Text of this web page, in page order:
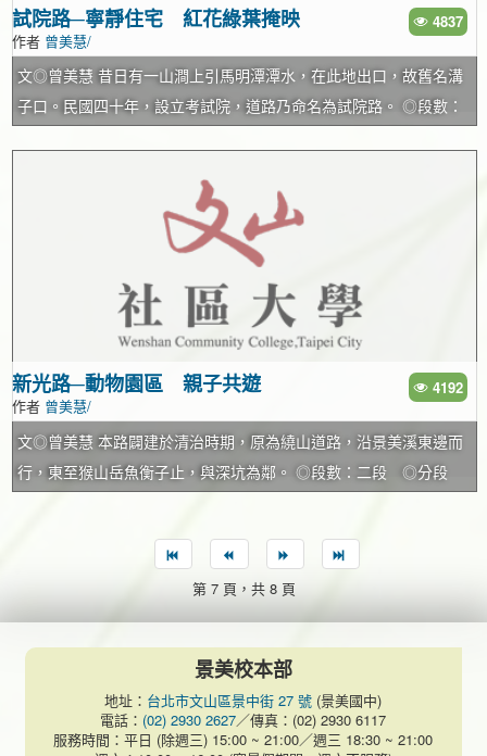
相偕到指南宮，以免被眼紅的呂洞賓拆散。這雖是民間奇談，卻也
是信者恆信呢！ 大人喜歡登山祈福進廟拜拜，市立動物園則是小朋
友的最愛。偌大的園區分為亞洲熱帶雨林區、沙漠動物區、澳洲動
物區、非洲動物區、溫帶動物區、鳥園區、兩棲爬蟲動物館、夜行
有遠渡重洋而來的非洲象、駱駝、金剛猩猩等世界級珍獸，不必出
國，在這兒就可以一次看個夠。 動物園裡的動物幾乎個個是明星，
除了superstar澳洲無尾熊及南極國王企鵝之外，前陣子生小寶寶的
長頸鹿、因為天氣冷擠成一團取暖的非洲河馬……也都是大小朋友
關心的焦點。多久沒去動物園了？記得找個時間，和動物朋友們say
經費，展開「除污行動」，以十多輛大卡車清走累積多年的雜草、
垃圾及廢棄車輛。 颱風天大淹水 爛泥巴變營養劑 當大家開始改造
公園，正愁沒有土壤來源時，那年因為一場颱風造成萬芳抽水站淹
水，剷出33卡車的爛泥巴，結果變成公園邁向新生之路的最佳營養
蘭就動員協會會員，從幾百公尺的住家或騎摩托車、或挑水、或開
著發財車，一趟又一趟地，為節省人力，甚至把長長的水管接她家
中，平均每2個月得花上一、二千元的水費，直至l年後申請到補助，
裝了相關設施，才告別這種土法煉鋼的方式。 終於，在2004年尾，
芳寧社區趕走一座「公園垃圾場」，而誕生了一處美麗的後花園。
林美蘭說，當地擁有豐富的自然綠地，但過去住戶只能用眼睛看而
無法親近及使用，集合志工力量催生出來的「芳寧公園」，除了有
可親近的綠意外，公園裡的活動廣場，成為居民跳舞、練氣功、辦
跳蚤市場的好所在。 厝邊菜好鄰居 復育百年枹柚樹…
設鎮，十五份保分興福、興德兩里，隨著外來移民人口不斷增加，
今擴編為十里。 民國三十三年，許茂仁出生於十五份的下厝許，祖
先最早在耙形(興隆市場後面)落腳拓墾，子孫代代繁衍後分出頂厝許
(景華街二一六巷內)和下厝許(興隆路二段二十二巷)。孩提時站在祖
有小溪，溪上有小橋，舊名「橋頭」，橋頭路從萬隆變電所直抵羅
斯福路上。 早年興福庄四周圍繞一座座山崙，許茂仁的父親指著遠
處的山頭告訴他，今興隆國小後面的山貌似「虎形」、興隆公園附
近的山崗則像「獅形」，許家祖厝後的那座山坡像耕田的耙……一
覽無遺的地景，視線暢通無阻。他們習慣稱萬新鐵路十五份站(民國
四十四年改萬隆站)一帶為「十五份口」，許家厝附近為「十五
份」，虎形山腳下興德市場一帶為「十五份內」，以高姓居多。民
國三十八年，大批隨國民政府來台的軍民進入文山，不少江西人隨
部隊落腳於興福庄，買下興隆路二段農地設立小小祠堂，今改建為
堂皇的「江西會館」。 「童年的興隆路二段僅有六至十米寬的馬
場，今仙岩路原台車軌道支線，延伸到景華街口與興隆路交會，轉
至萬隆車站，再經由火車運輸各地。當年台車軌道平日除了忙碌運
輸煤礦之外，也是鄉鎮便利的替代交通工具，每逢清明節，運煤台
車拆下四片車板改裝成「輕便車」，運載到興隆路山區掃墓的大批
人潮。 民國四十五年，許家農田上興築私立靜心中小學校舍，民國
五十九年，許茂仁遷入二段最早的四層樓仔厝，興隆路的農田日漸
被住宅取代，連山坡也矗立公寓樓房，在民生需求日增下，剷平筊
試院路─寧靜住宅 紅花綠葉掩映
作者 曾美慧/
4837
文◎曾美慧 昔日有一山澗上引馬明潭潭水，在此地出口，故舊名溝
子口。民國四十年，設立考試院，道路乃命名為試院路。 ◎段數：
變遷。考試院大門口原有兩埤塘相連，狀似一條褲子，土地名為
「褲腳埤」，買到民國七十一年木柵路拓寬，考試院拓建，才將埤
池填平。考試院一帶舊名溝子口，臨近景美溪，土地肥沃適合耕
種，早在乾隆年間，就留下泉州人開墾的紀錄。但溝仔口發展較木
柵各地遲緩，除了日據時代部分機關、宿舍遷入木柵之外，要等到
民國四十年全國最高考選機關考試院，在溝子口現址設立(遷台初期
一度暫借大龍峒孔廟)，才漸蛻去鄉野面貌。 試院路雙號路頭的永建
國小建於民國四十一年，原為考試院附屬小學，斜對面是考選部大
樓(民國八十三年完工)。沿路是寧靜住宅區，東側有數條坡道，有的
緩平、有的陡峭，通往山坡上的別墅社區，綠樹紅花掩映其間，爬
大廈、籃球場、活動中心、舍我大樓等校舍橫瓦於試院路上。民國
四十五年，成舍我先生創辦「世界新聞職業學校」，創校當年溝子
口一片荒地雜草，學生僅六十三人，民國四十九年改制為專科學
校，八十年改制為新聞傳播學院，八十六年升格為大學，遼闊校園
魏魏聳立於山坡，不可同日而語。 試院路單號入口殘留幾處日式平
房宿舍，經過世新大學停車場，銓敘部即在眼前。有趣的是停車場
前寬敞的巷道劃歸於木柵路，試院路的門牌要沿著銓敘部大門旁的
新光路─動物園區 親子共遊
作者 曾美慧/
4192
文◎曾美慧 本路闢建於清治時期，原為繞山道路，沿景美溪東邊而
行，東至猴山岳魚衡子止，與深坑為鄰。 ◎段數：二段 ◎分段
自乾隆十年間，鄭、謝等氏族先後渡過景美溪，開墾今日政大一
帶，新光路一段昔日是地勢較高的丘陵地，古稱「崁頂」，墾民引
大坑溪(指南溪)灌溉指南路與新光路一帶的水田。 民國四十一年，
謝啟峰出生於萬壽路四十巷祖厝，小學一年級搬至新光路頭，當時
新光路一段除了政大宿舍(南苑、新苑)之外，新家是路上最早的民
房，放眼望去盡是綠油油的水田。童年的新光路只是一條石頭小
路，新光路與秀明路轉角口，人們習慣稱「頂圳」，家門口正對面
第 7 頁，共 8 頁
景美校本部
地址： 台北市文山區景中街 27 號 (景美國中)
電話： (02) 2930 2627／傳真：(02) 2930 6117
服務時間：平日 (除週三) 15:00 ~ 21:00／週三 18:30 ~ 21:00